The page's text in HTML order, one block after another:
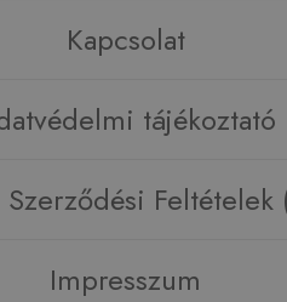
Kapcsolat
tájékoztató
Feltételek
Impresszum